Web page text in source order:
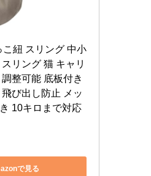
紐 スリング 中小
リング 猫 キャリ
整可能 底板付き
び出し防止 メッ
10キロまで対応
で見る